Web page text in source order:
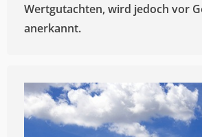
Wertgutachten, wird jedoch vor
anerkannt.